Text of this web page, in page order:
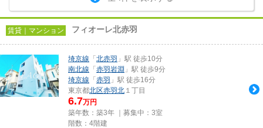
賃貸｜マンション フィオーレ北赤羽
埼京線 「 北赤羽 」駅 徒歩10分
南北線 「 赤羽岩淵 」駅 徒歩9分
埼京線 「 赤羽 」駅 徒歩16分
東京都北区赤羽北 １丁目
6.7万円
築年数：築3年 ｜募集中： 3室
階数：4階建